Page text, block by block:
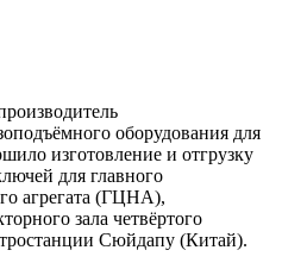
оборудования для
изготовление и отгрузку
для главного
агрегата (ГЦНА),
зала четвёртого
Сюйдапу (Китай).